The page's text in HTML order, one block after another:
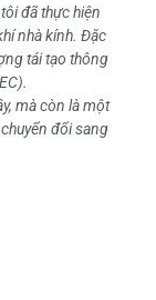
đã thực hiện
nhà kính. Đặc
tái tạo thông
mà còn là một
đổi sang